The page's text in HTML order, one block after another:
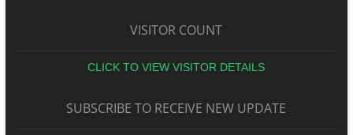
VISITOR COUNT
CLICK TO VIEW VISITOR DETAILS
SUBSCRIBE TO RECEIVE NEW UPDATE